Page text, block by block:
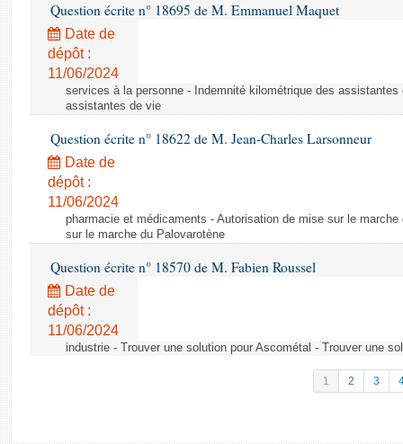
Question écrite n° 18695 de M. Emmanuel Maquet
Date de
dépôt :
11/06/2024
services à la personne - Indemnité kilométrique des
assistantes de vie
Question écrite n° 18622 de M. Jean-Charles Larsonneur
Date de
dépôt :
11/06/2024
pharmacie et médicaments - Autorisation de mise sur le
sur le marche du Palovarotène
Question écrite n° 18570 de M. Fabien Roussel
Date de
dépôt :
11/06/2024
industrie - Trouver une solution pour Ascométal - Trouver une
1 2 3